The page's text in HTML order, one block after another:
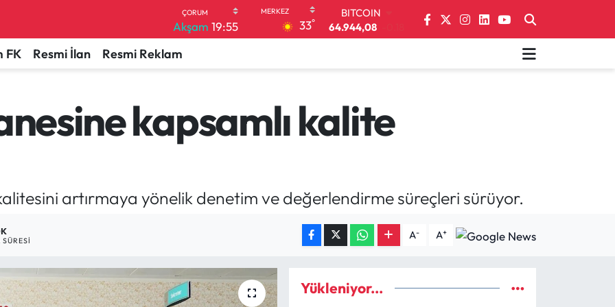
Akşam 19:55 33°
DOLAR
47,7436
EURO
6660.55 0.03
BİST100
FK Resmi İlan Resmi Reklam
kapsamlı kalite
artırmaya yönelik denetim ve değerlendirme süreçleri sürüyor.
A- A+
Yükleniyor...